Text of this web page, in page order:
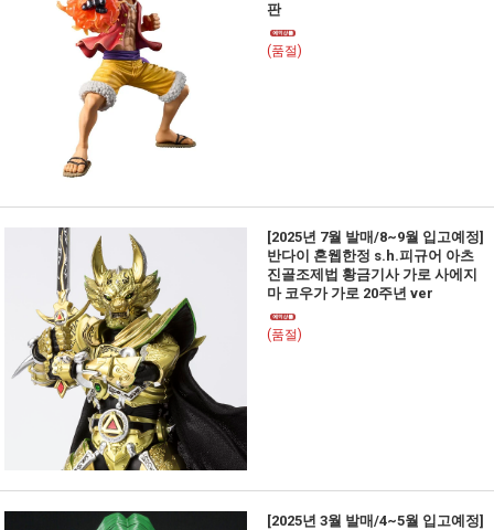
판
(품절)
[2025년 7월 발매/8~9월 입고예정]
반다이 혼웹한정 s.h.피규어 아츠
진골조제법 황금기사 가로 사에지
마 코우가 가로 20주년 ver
(품절)
[2025년 3월 발매/4~5월 입고예정]